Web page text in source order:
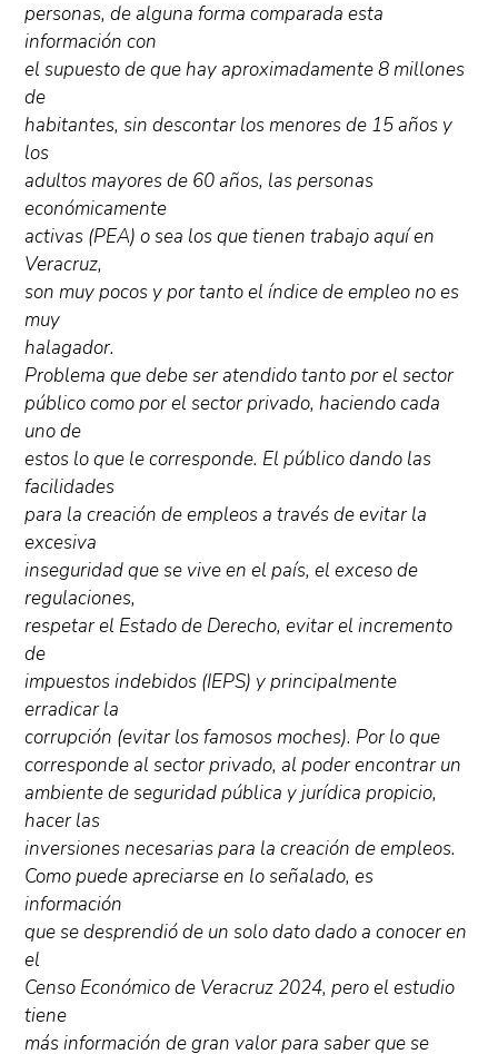
personas, de alguna forma comparada esta
información con
el supuesto de que hay aproximadamente 8 millones
de
habitantes, sin descontar los menores de 15 años y
los
adultos mayores de 60 años, las personas
económicamente
activas (PEA) o sea los que tienen trabajo aquí en
Veracruz,
son muy pocos y por tanto el índice de empleo no es
muy
halagador.
Problema que debe ser atendido tanto por el sector
público como por el sector privado, haciendo cada
uno de
estos lo que le corresponde. El público dando las
facilidades
para la creación de empleos a través de evitar la
excesiva
inseguridad que se vive en el país, el exceso de
regulaciones,
respetar el Estado de Derecho, evitar el incremento
de
impuestos indebidos (IEPS) y principalmente
erradicar la
corrupción (evitar los famosos moches). Por lo que
corresponde al sector privado, al poder encontrar un
ambiente de seguridad pública y jurídica propicio,
hacer las
inversiones necesarias para la creación de empleos.
Como puede apreciarse en lo señalado, es
información
que se desprendió de un solo dato dado a conocer en
el
Censo Económico de Veracruz 2024, pero el estudio
tiene
más información de gran valor para saber que se